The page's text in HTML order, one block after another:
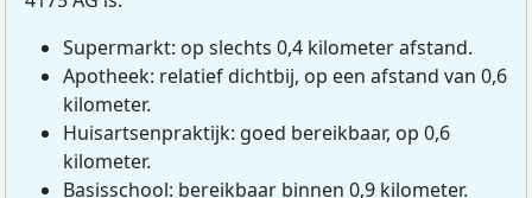
Supermarkt: op slechts 0,4 kilometer afstand.
Apotheek: relatief dichtbij, op een afstand van 0,6
kilometer.
Huisartsenpraktijk: goed bereikbaar, op 0,6
kilometer.
Basisschool: bereikbaar binnen 0,9 kilometer.